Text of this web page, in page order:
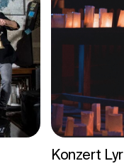
Konzert